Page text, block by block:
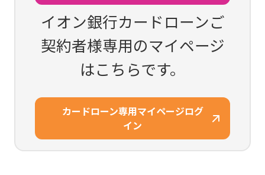
イオン銀行カードローンご
契約者様専用のマイページ
はこちらです。
カードローン専用マイページログ
イン